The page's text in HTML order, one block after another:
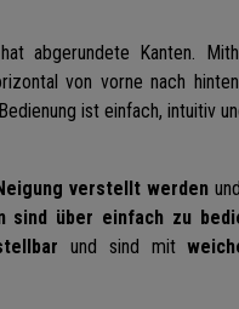
abgerundete Kanten. M
von vorne nach
ist einfach, intuitiv
verstellt werden
sind über einfach zu
und sind mit